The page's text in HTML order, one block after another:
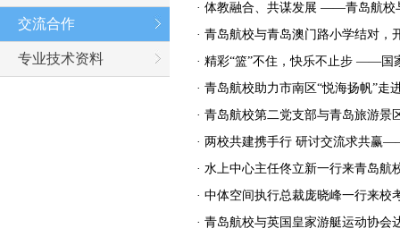
交流合作
专业技术资料
· 体教融合、共谋发展 ——青岛航校
· 青岛航校与青岛澳门路小学结对，
· 精彩“篮”不住，快乐不止步 ——国
· 青岛航校助力市南区“悦海扬帆”走
· 青岛航校第二党支部与青岛旅游景
· 两校共建携手行 研讨交流求共赢
· 水上中心主任佟立新一行来青岛航
· 中体空间执行总裁庞晓峰一行来校
· 青岛航校与英国皇家游艇运动协会